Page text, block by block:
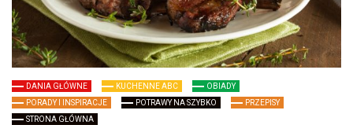
DANIA GŁÓWNE KUCHENNE ABC
OBIADY
PORADY I INSPIRACJE
POTRAWY NA SZYBKO
PRZEPISY
STRONA GŁÓWNA